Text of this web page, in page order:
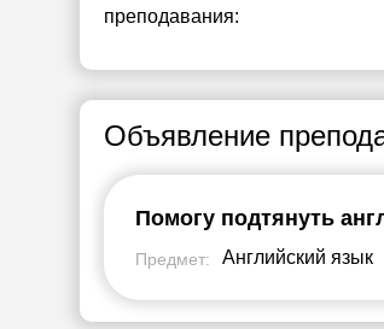
преподавания:
Объявление
Помогу подтянуть
Предмет: Английский язык